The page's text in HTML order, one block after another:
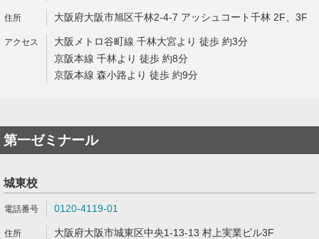
大阪府大阪市旭区千林2-4-7 アッシュコート千林 2F、3F
大阪メトロ谷町線 千林大宮より 徒歩 約3分
京阪本線 千林より 徒歩 約8分
京阪本線 森小路より 徒歩 約9分
第一ゼミナール
城東校
0120-4119-01
大阪府大阪市城東区中央1-13-13 村上実業ビル3F